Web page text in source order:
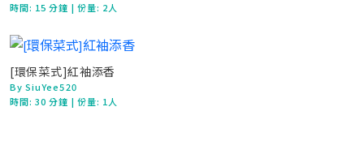
時間: 15 分鐘 | 份量: 2人
[環保菜式]紅袖添香
By SiuYee520
時間:30 分鐘 | 份量: 1人